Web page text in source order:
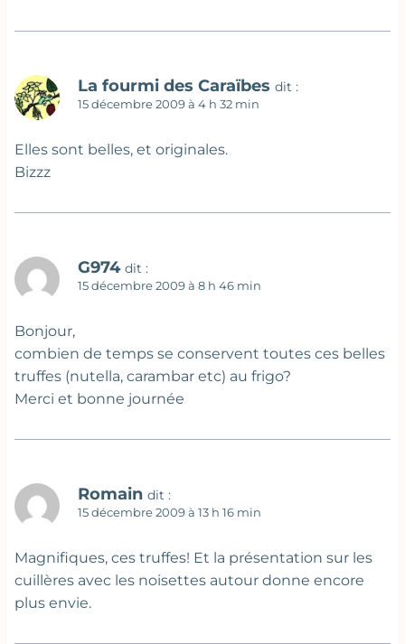
La fourmi des Caraïbes dit :
15 décembre 2009 à 4 h 32 min
Elles sont belles, et originales.
Bizzz
G974 dit :
15 décembre 2009 à 8 h 46 min
Bonjour,
combien de temps se conservent toutes ces belles
truffes (nutella, carambar etc) au frigo?
Merci et bonne journée
Romain dit :
15 décembre 2009 à 13 h 16 min
Magnifiques, ces truffes! Et la présentation sur les
cuillères avec les noisettes autour donne encore
plus envie.